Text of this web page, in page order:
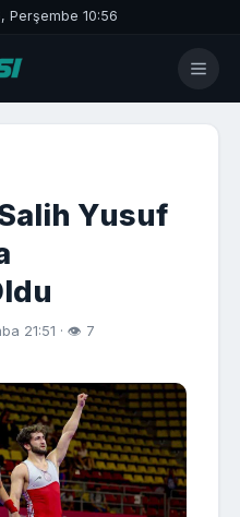
Perşembe 10:56
Yusuf
21:51 · 👁 7